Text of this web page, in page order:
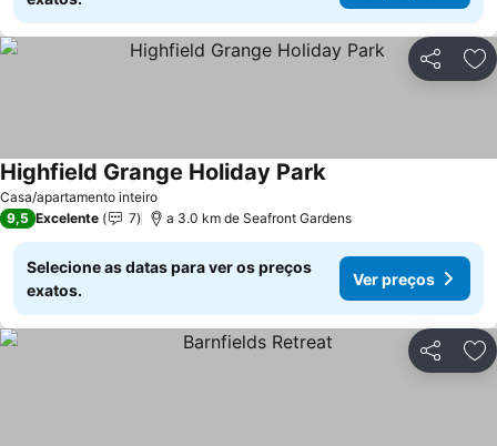
Partilhar
Casa/apartamento inteiro
Highfield Grange Holiday ParkVer preços
9,5 Excelente 7 a 3.0 km de Seafront Gardens
Selecione as datas para ver os preços
exatos.
Ver preços
Partilhar